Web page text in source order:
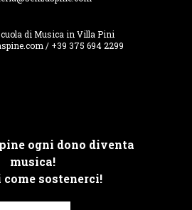
di Musica in Villa Pini
/ +39 375 694 2299
ogni dono diventa
musica!
come sostenerci!